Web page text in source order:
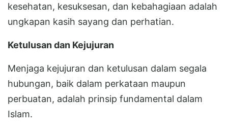
kesehatan, kesuksesan, dan kebahagiaan adalah
ungkapan kasih sayang dan perhatian.
Ketulusan dan Kejujuran
Menjaga kejujuran dan ketulusan dalam segala
hubungan, baik dalam perkataan maupun
perbuatan, adalah prinsip fundamental dalam
Islam.